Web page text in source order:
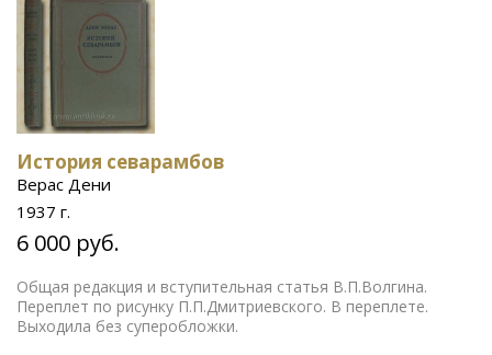
История севарамбов
Верас Дени
1937 г.
6 000 руб.
Общая редакция и вступительная статья В.П.Волгина.
Переплет по рисунку П.П.Дмитриевского. В переплете.
Выходила без суперобложки.